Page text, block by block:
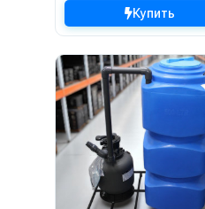
Купить